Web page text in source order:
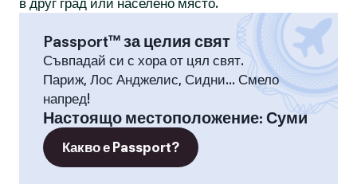
в друг град или населено място.
Passport™ за целия свят
Съвпадай си с хора от цял свят.
Париж, Лос Анджелис, Сидни... Смело
напред!
Настоящо местоположение: Суми
Какво е Passport?